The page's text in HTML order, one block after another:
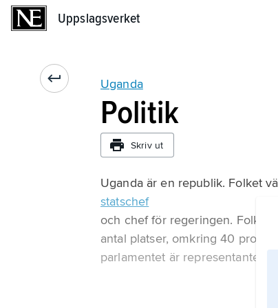
Uppslagsverket
Uganda
Politik
Skriv ut
Uganda är en republik. Folket
statschef
och chef för regeringen. Folket
antal platser, omkring 40
parlamentet är representanter